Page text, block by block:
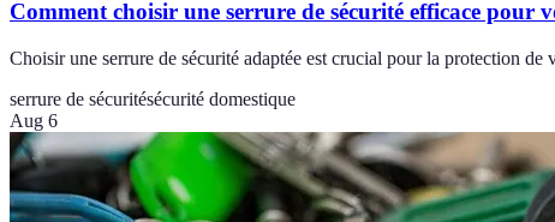
Comment choisir une serrure de sécurité efficace pour
Choisir une serrure de sécurité adaptée est crucial pour la protection
serrure de sécuritésécurité domestique
Aug 6